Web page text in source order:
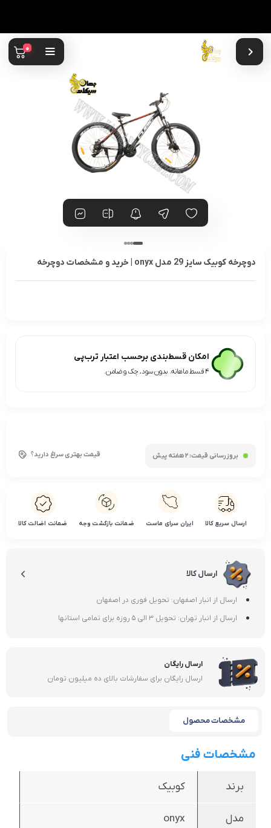
0
دوچرخه کوبیک سایز 29 مدل onyx | خرید و مشخصات دوچرخه
امکان قسط‌بندی برحسب اعتبار ترب‌پی
۴ قسط ماهانه. بدون سود، چک و ضامن.
بروزرسانی قیمت: 2 هفته پیش قیمت بهتری سراغ دارید؟
ارسال سریع کالا ایران سرای ماست ضمانت بازگشت وجه ضمانت اضالت کالا
ارسال کالا
ارسال از انبار اصفهان: تحویل فوری در اصفهان
ارسال از انبار تهران: تحویل 3 الی 5 روزه برای تمامی استانها
ارسال رایگان
ارسال رایگان برای سفارشات بالای ده میلیون تومان
مشخصات محصول
مشخصات فنی
برند کوبیک
مدل onyx